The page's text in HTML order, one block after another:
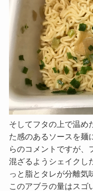
そしてフタの上で温め
た感のあるソースを麺
らのコメントですが、
混ざるようシェイクし
っと脂とタレが分離気
このアブラの量はスゴ